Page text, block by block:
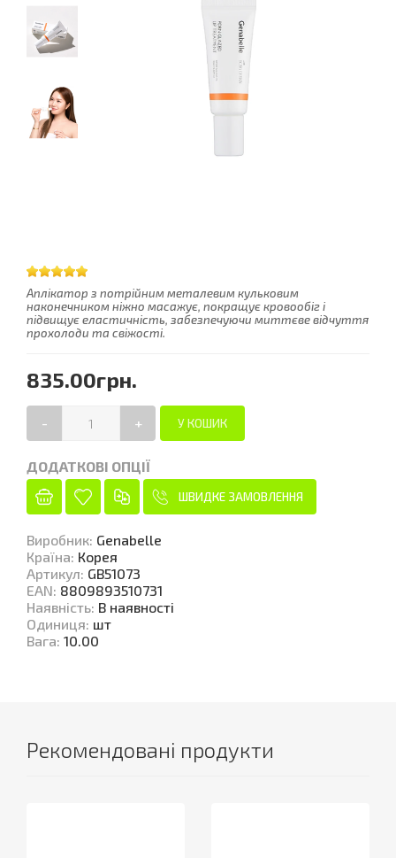
Аплікатор з потрійним металевим кульковим
наконечником ніжно масажує, покращує кровообіг і
підвищує еластичність, забезпечуючи миттєве відчуття
прохолоди та свіжості.
835.00грн.
- +
ДОДАТКОВІ ОПЦІЇ
ШВИДКЕ ЗАМОВЛЕННЯ
Виробник: Genabelle
Країна: Корея
Артикул: GB51073
EAN: 8809893510731
Наявність: В наявності
Одиниця: шт
Вага: 10.00
Рекомендовані продукти